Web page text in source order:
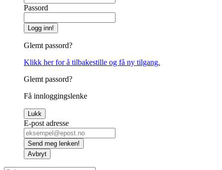
Passord
Logg inn!
Glemt passord?
Klikk her for å tilbakestille og få ny tilgang.
Glemt passord?
Få innloggingslenke
Lukk
E-post adresse
Send meg lenken!
Avbryt